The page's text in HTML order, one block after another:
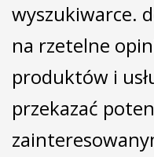
wyszukiwarce.
na rzetelne
produktów i
przekazać